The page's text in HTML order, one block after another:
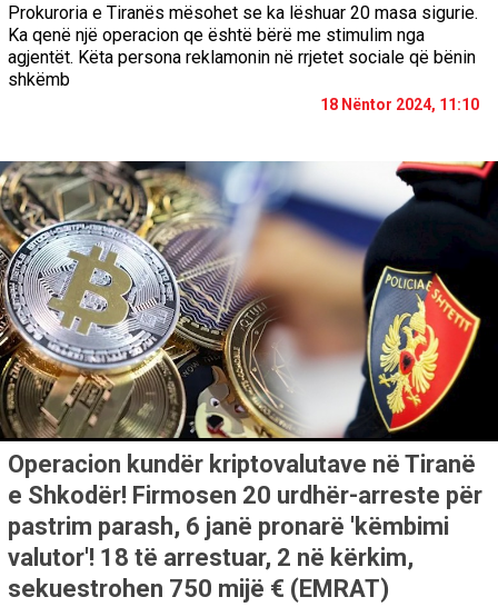
Prokuroria e Tiranës mësohet se ka lëshuar 20 masa sigurie.
Ka qenë një operacion qe është bërë me stimulim nga
agjentët. Këta persona reklamonin në rrjetet sociale që bënin
shkëmb
18 Nëntor 2024, 11:10
Operacion kundër kriptovalutave në Tiranë
e Shkodër! Firmosen 20 urdhër-arreste për
pastrim parash, 6 janë pronarë 'këmbimi
valutor'! 18 të arrestuar, 2 në kërkim,
sekuestrohen 750 mijë € (EMRAT)